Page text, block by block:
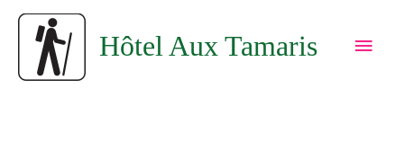
Aller
contenu
Hôtel Aux Tamaris